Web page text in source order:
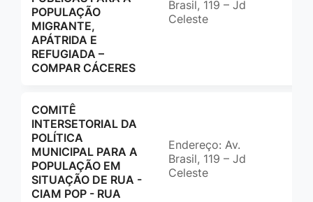
POPULAÇÃO
MIGRANTE,
APÁTRIDA E
REFUGIADA –
COMPAR CÁCERES
Brasil, 119 – Jd
Celeste
COMITÊ
INTERSETORIAL DA
POLÍTICA
MUNICIPAL PARA A
POPULAÇÃO EM
SITUAÇÃO DE RUA -
CIAM POP - RUA
Endereço: Av.
Brasil, 119 – Jd
Celeste